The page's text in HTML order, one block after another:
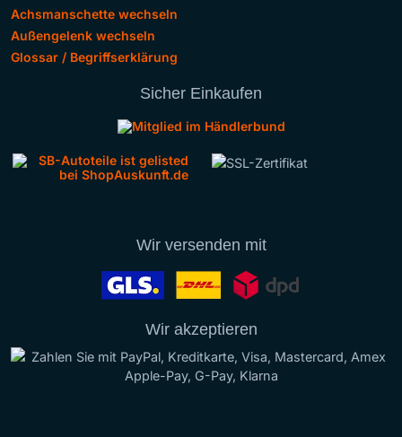
Achsmanschette wechseln
Außengelenk wechseln
Glossar / Begriffserklärung
Sicher Einkaufen
Wir versenden mit
Wir akzeptieren